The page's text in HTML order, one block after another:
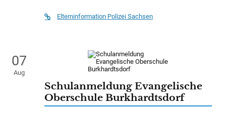
Elterninformation Polizei Sachsen
07
Aug
Schulanmeldung Evangelische
Oberschule Burkhardtsdorf